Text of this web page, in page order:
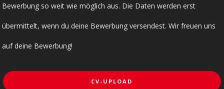
Bewerbung so weit wie möglich aus. Die Daten werden erst
übermittelt, wenn du deine Bewerbung versendest. Wir freuen uns
auf deine Bewerbung!
CV-UPLOAD